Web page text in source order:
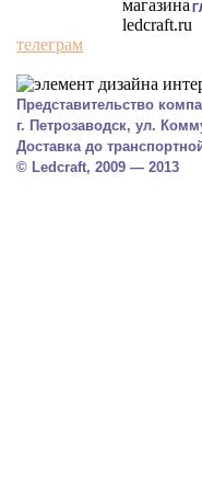
телеграм
Представительство
г. Петрозаводск, ул.
Доставка до
© Ledcraft, 2009 — 2013